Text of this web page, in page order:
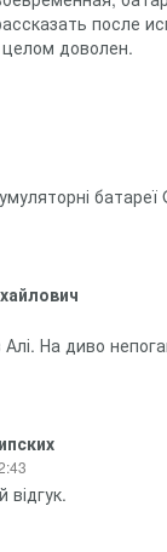
после
доволен.
На диво